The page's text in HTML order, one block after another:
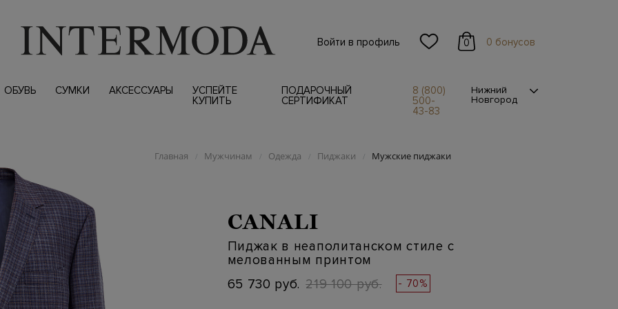
Войти в профиль 0 0 бонусов
ОБУВЬ СУМКИ АКСЕССУАРЫ
УСПЕЙТЕ
КУПИТЬ
ПОДАРОЧНЫЙ
СЕРТИФИКАТ
8 (800)
500-
43-83
Нижний
Новгород
Главная / Мужчинам / Одежда / Пиджаки / Мужские пиджаки
CANALI
Пиджак в неаполитанском стиле с
мелованным принтом
65 730 руб. 219 100 руб. - 70%